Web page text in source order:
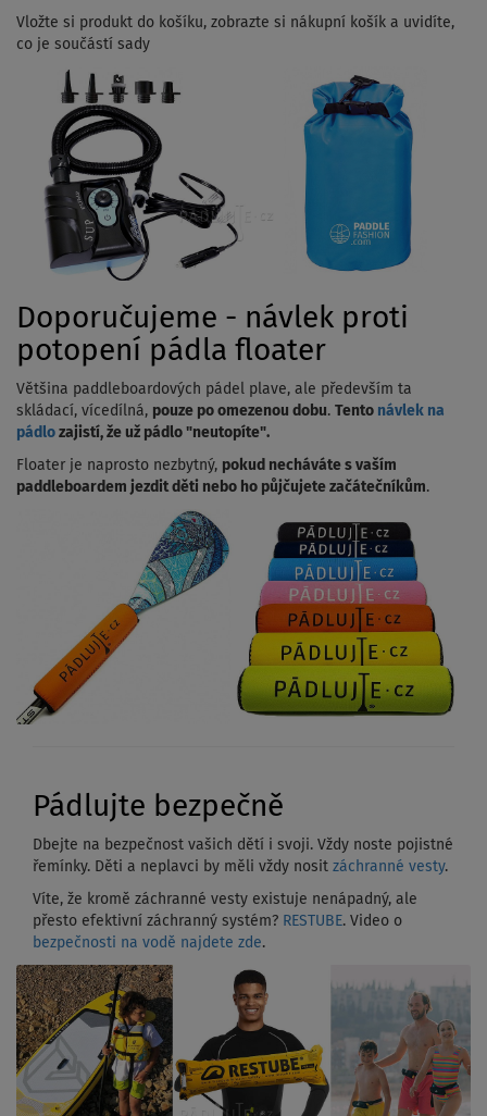
Vložte si produkt do košíku, zobrazte si nákupní košík a uvidíte,
co je součástí sady
Doporučujeme - návlek proti
potopení pádla floater
Většina paddleboardových pádel plave, ale především ta
skládací, vícedílná, pouze po omezenou dobu. Tento návlek na
pádlo zajistí, že už pádlo "neutopíte".
Floater je naprosto nezbytný, pokud necháváte s vaším
paddleboardem jezdit děti nebo ho půjčujete začátečníkům.
Pádlujte bezpečně
Dbejte na bezpečnost vašich dětí i svoji. Vždy noste pojistné
řemínky. Děti a neplavci by měli vždy nosit záchranné vesty.
Víte, že kromě záchranné vesty existuje nenápadný, ale
přesto efektivní záchranný systém? RESTUBE. Video o
bezpečnosti na vodě najdete zde.